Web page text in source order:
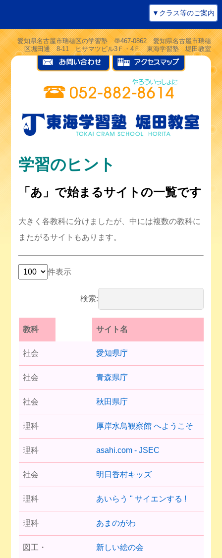
▼クラス等のご案内
愛知県名古屋市瑞穂区の学習塾 〠467-0862 愛知県名古屋市瑞穂
区堀田通 8-11 ヒサマツビル3Ｆ・4Ｆ 東海学習塾 堀田教室
学習のヒント
「あ」で始まるサイトの一覧です
大きく各教科に分けましたが、中には複数の教科に
またがるサイトもあります。
件表示
検索:
教科 サイト名
社会 愛知県庁
社会 青森県庁
社会 秋田県庁
理科 厚岸水鳥観察館 へようこそ
理科 asahi.com - JSEC
社会 明日香村キッズ
理科 あいらう " サイエンする !
理科 あまのがわ
図工・
新しい絵の会